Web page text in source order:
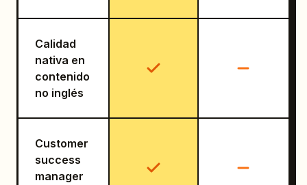
Calidad
nativa en
contenido
no inglés
Customer
success
manager